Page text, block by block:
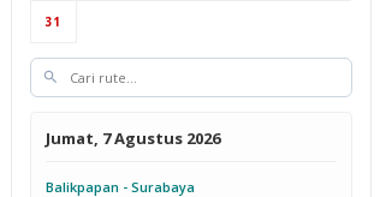
31
Jumat, 7 Agustus 2026
Balikpapan - Surabaya